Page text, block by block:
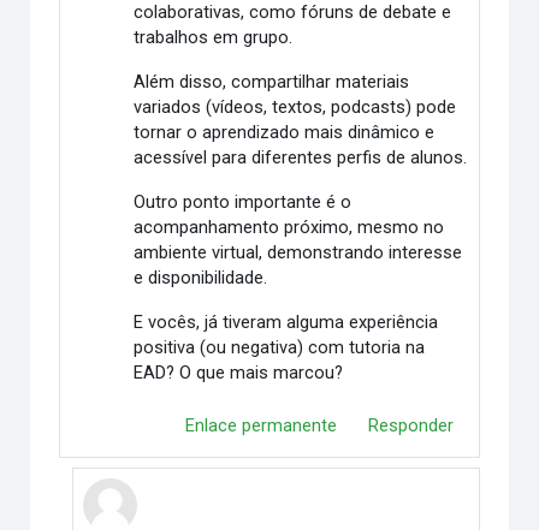
colaborativas, como fóruns de debate e
trabalhos em grupo.
Além disso, compartilhar materiais
variados (vídeos, textos, podcasts) pode
tornar o aprendizado mais dinâmico e
acessível para diferentes perfis de alunos.
Outro ponto importante é o
acompanhamento próximo, mesmo no
ambiente virtual, demonstrando interesse
e disponibilidade.
E vocês, já tiveram alguma experiência
positiva (ou negativa) com tutoria na
EAD? O que mais marcou?
Enlace permanente Responder